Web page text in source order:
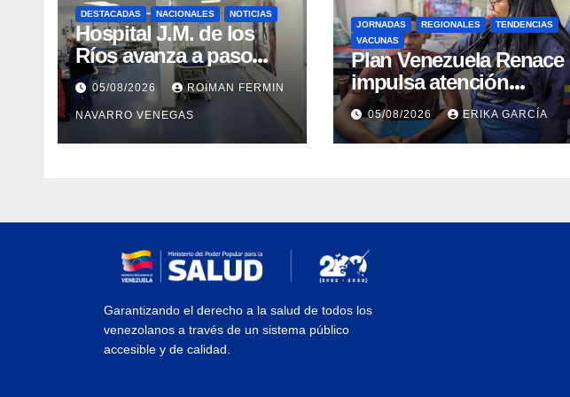
DESTACADAS NACIONALES NOTICIAS
Hospital J.M. de los
Ríos avanza a paso
firme en su
recuperación tras los
recientes eventos
sísmicos
05/08/2026 ROIMAN FERMIN
NAVARRO VENEGAS
JORNADAS REGIONALES
TENDENCIAS
VACUNAS
​Plan Venezuela Renace
impulsa atención
integral a refugiados y
evaluación de
vacunación en Aragua
05/08/2026 ERIKA GARCÍA
Garantizando el derecho a la salud de todos los
venezolanos a través de un sistema público
accesible y de calidad.